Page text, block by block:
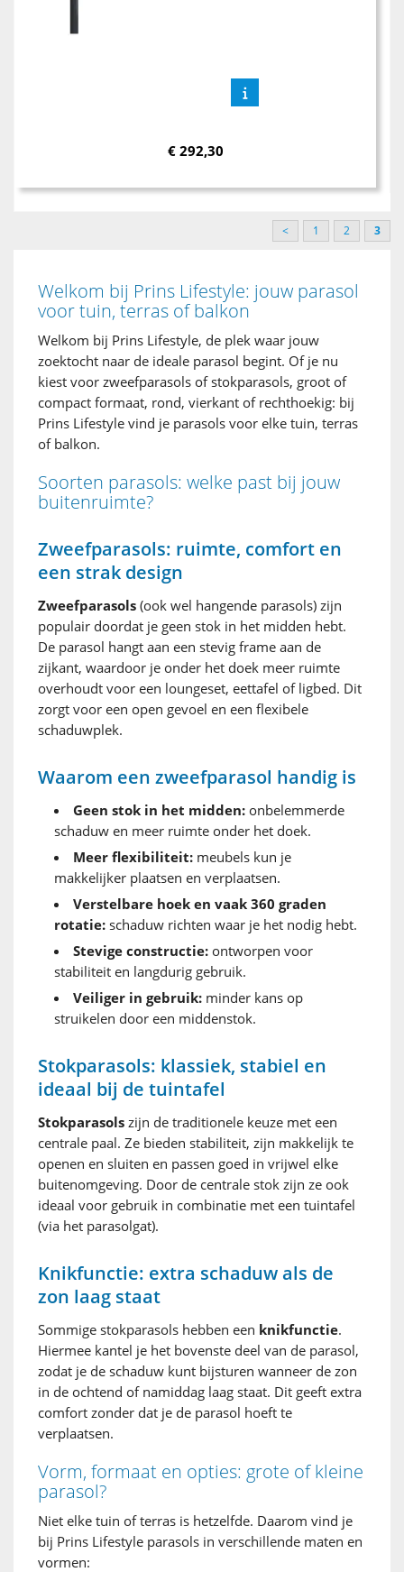
€ 292,30
< 1 2 3
Welkom bij Prins Lifestyle: jouw parasol
voor tuin, terras of balkon
Welkom bij Prins Lifestyle, de plek waar jouw
zoektocht naar de ideale parasol begint. Of je nu
kiest voor zweefparasols of stokparasols, groot of
compact formaat, rond, vierkant of rechthoekig: bij
Prins Lifestyle vind je parasols voor elke tuin, terras
of balkon.
Soorten parasols: welke past bij jouw
buitenruimte?
Zweefparasols: ruimte, comfort en
een strak design
Zweefparasols (ook wel hangende parasols) zijn
populair doordat je geen stok in het midden hebt.
De parasol hangt aan een stevig frame aan de
zijkant, waardoor je onder het doek meer ruimte
overhoudt voor een loungeset, eettafel of ligbed. Dit
zorgt voor een open gevoel en een flexibele
schaduwplek.
Waarom een zweefparasol handig is
Geen stok in het midden: onbelemmerde
schaduw en meer ruimte onder het doek.
Meer flexibiliteit: meubels kun je
makkelijker plaatsen en verplaatsen.
Verstelbare hoek en vaak 360 graden
rotatie: schaduw richten waar je het nodig hebt.
Stevige constructie: ontworpen voor
stabiliteit en langdurig gebruik.
Veiliger in gebruik: minder kans op
struikelen door een middenstok.
Stokparasols: klassiek, stabiel en
ideaal bij de tuintafel
Stokparasols zijn de traditionele keuze met een
centrale paal. Ze bieden stabiliteit, zijn makkelijk te
openen en sluiten en passen goed in vrijwel elke
buitenomgeving. Door de centrale stok zijn ze ook
ideaal voor gebruik in combinatie met een tuintafel
(via het parasolgat).
Knikfunctie: extra schaduw als de
zon laag staat
Sommige stokparasols hebben een knikfunctie.
Hiermee kantel je het bovenste deel van de parasol,
zodat je de schaduw kunt bijsturen wanneer de zon
in de ochtend of namiddag laag staat. Dit geeft extra
comfort zonder dat je de parasol hoeft te
verplaatsen.
Vorm, formaat en opties: grote of kleine
parasol?
Niet elke tuin of terras is hetzelfde. Daarom vind je
bij Prins Lifestyle parasols in verschillende maten en
vormen: